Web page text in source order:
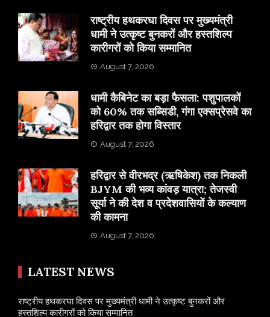
राष्ट्रीय हथकरघा दिवस पर मुख्यमंत्री
धामी ने उत्कृष्ट बुनकरों और हस्तशिल्प
कारीगरों को किया सम्मानित
August 7, 2026
​धामी कैबिनेट का बड़ा फैसला: पशुपालकों
को 60% तक सब्सिडी, गंगा एक्सप्रेसवे का
हरिद्वार तक होगा विस्तार
August 7, 2026
​हरिद्वार से वीरभद्र (ऋषिकेश) तक निकली
BJYM की भव्य कांवड़ यात्रा; तेजस्वी
सूर्या ने की देश व प्रदेशवासियों के कल्याण
की कामना
August 7, 2026
LATEST NEWS
राष्ट्रीय हथकरघा दिवस पर मुख्यमंत्री धामी ने उत्कृष्ट बुनकरों और
हस्तशिल्प कारीगरों को किया सम्मानित